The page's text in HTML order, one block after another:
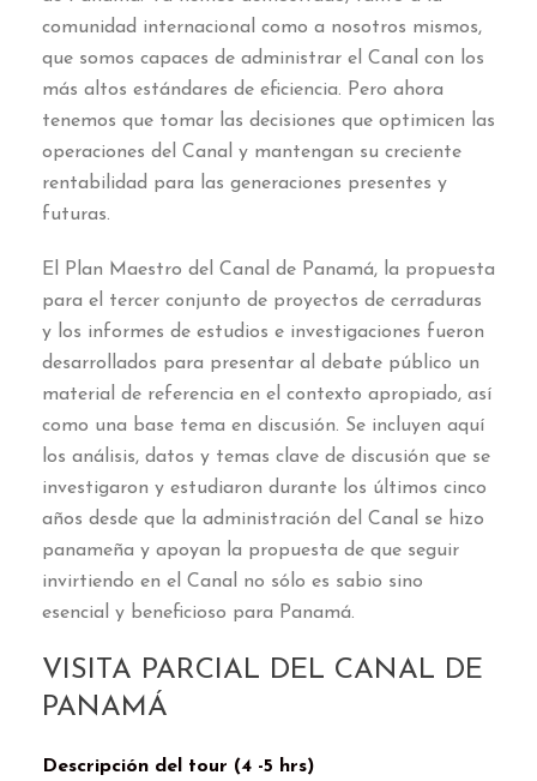
comunidad internacional como a nosotros mismos,
que somos capaces de administrar el Canal con los
más altos estándares de eficiencia. Pero ahora
tenemos que tomar las decisiones que optimicen las
operaciones del Canal y mantengan su creciente
rentabilidad para las generaciones presentes y
futuras.
El Plan Maestro del Canal de Panamá, la propuesta
para el tercer conjunto de proyectos de cerraduras
y los informes de estudios e investigaciones fueron
desarrollados para presentar al debate público un
material de referencia en el contexto apropiado, así
como una base tema en discusión. Se incluyen aquí
los análisis, datos y temas clave de discusión que se
investigaron y estudiaron durante los últimos cinco
años desde que la administración del Canal se hizo
panameña y apoyan la propuesta de que seguir
invirtiendo en el Canal no sólo es sabio sino
esencial y beneficioso para Panamá.
VISITA PARCIAL DEL CANAL DE
PANAMÁ
Descripción del tour (4 -5 hrs)